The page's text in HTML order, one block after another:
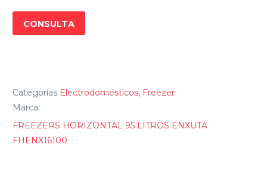
CONSULTA
Categorias Electrodomésticos, Freezer
Marca:
FREEZERS HORIZONTAL 95 LITROS ENXUTA
FHENX16100